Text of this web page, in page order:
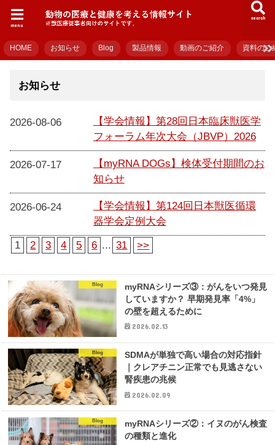
search
menu
HOME お知らせ Blog 製品情報 動画のご紹介 資料のご
お知らせ
2026-08-06
【学会情報】第28回日本臨床獣医学
フォーラム年次大会（JBVP）2026
2026-07-17
【myRNA DOGs】検体受付期間のお
知らせ
2026-06-24
【学会情報】第124回日本獣医循環
器学会定例大会
1 2 3 4 5 6 ... 31 >>
Blog
myRNAシリーズ③：がんをいつ発見
していますか？ 早期発見率「4%」
の壁を超えるために
2026.02.13
Blog
SDMAが単独で高い場合の対応指針
｜クレアチニン正常でも見逃さない
腎疾患の兆候
2026.02.09
Blog
myRNAシリーズ②：イヌのがん検査
の種類と進化